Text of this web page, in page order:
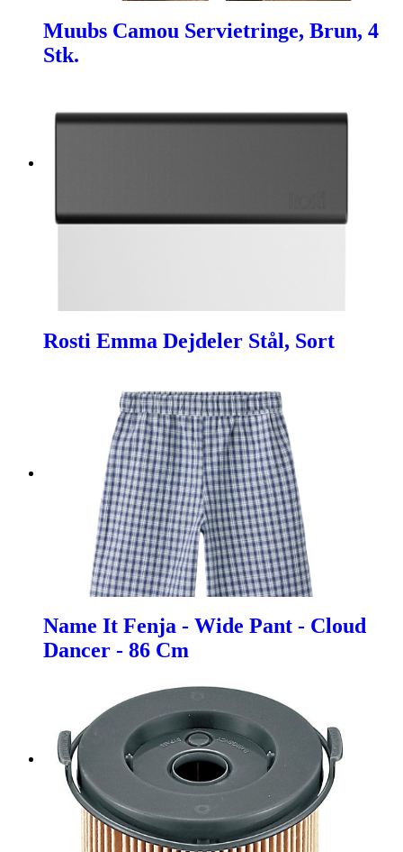
Muubs Camou Servietringe, Brun, 4
Stk.
Rosti Emma Dejdeler Stål, Sort
Name It Fenja - Wide Pant - Cloud
Dancer - 86 Cm